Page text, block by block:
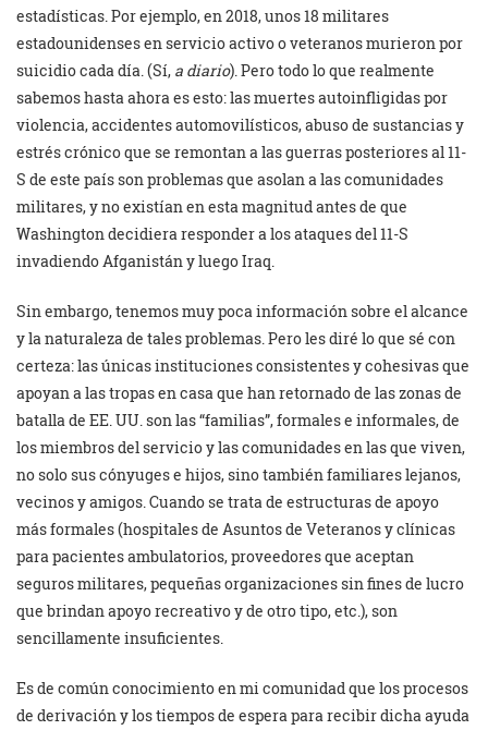
estadísticas. Por ejemplo, en 2018, unos 18 militares
estadounidenses en servicio activo o veteranos murieron por
suicidio cada día. (Sí, a diario). Pero todo lo que realmente
sabemos hasta ahora es esto: las muertes autoinfligidas por
violencia, accidentes automovilísticos, abuso de sustancias y
estrés crónico que se remontan a las guerras posteriores al 11-
S de este país son problemas que asolan a las comunidades
militares, y no existían en esta magnitud antes de que
Washington decidiera responder a los ataques del 11-S
invadiendo Afganistán y luego Iraq.
Sin embargo, tenemos muy poca información sobre el alcance
y la naturaleza de tales problemas. Pero les diré lo que sé con
certeza: las únicas instituciones consistentes y cohesivas que
apoyan a las tropas en casa que han retornado de las zonas de
batalla de EE. UU. son las “familias”, formales e informales, de
los miembros del servicio y las comunidades en las que viven,
no solo sus cónyuges e hijos, sino también familiares lejanos,
vecinos y amigos. Cuando se trata de estructuras de apoyo
más formales (hospitales de Asuntos de Veteranos y clínicas
para pacientes ambulatorios, proveedores que aceptan
seguros militares, pequeñas organizaciones sin fines de lucro
que brindan apoyo recreativo y de otro tipo, etc.), son
sencillamente insuficientes.
Es de común conocimiento en mi comunidad que los procesos
de derivación y los tiempos de espera para recibir dicha ayuda